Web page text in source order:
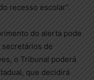
recesso escolar”.
do alerta pode
de
o Tribunal poderá
que decidirá